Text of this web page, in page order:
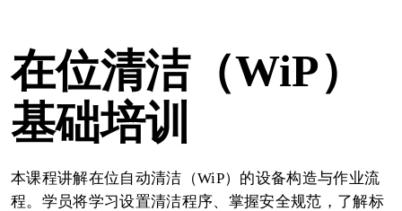
在位清洁（WiP）
基础培训
本课程讲解在位自动清洁（WiP）的设备构造与作业流
程。学员将学习设置清洁程序、掌握安全规范，了解标